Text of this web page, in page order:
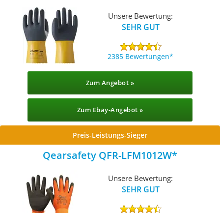
Unsere Bewertung:
SEHR GUT
2385 Bewertungen
Zum Angebot »
Zum Ebay-Angebot »
Preis-Leistungs-Sieger
Qearsafety QFR-LFM1012W
Unsere Bewertung:
SEHR GUT